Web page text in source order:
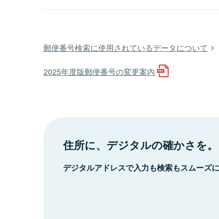
郵便番号検索に使用されているデータについて
2025年度版郵便番号の変更案内
住所に、デジタルの確かさを。
デジタルアドレスで入力も検索もスムーズ